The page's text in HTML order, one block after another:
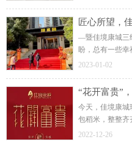
匠心所望，
—暨佳境康城三
盼，总有一些
业主道一声：“
2023-01-02
“花开富贵”
今天，佳境康城
包稻米，整整齐
宾，排队而行，
2022-12-26